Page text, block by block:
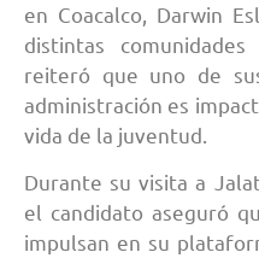
en Coacalco, Darwin
distintas
reiteró que uno de
administración es
vida de la juventud.
Durante su visita a
el candidato aseguró
impulsan en su